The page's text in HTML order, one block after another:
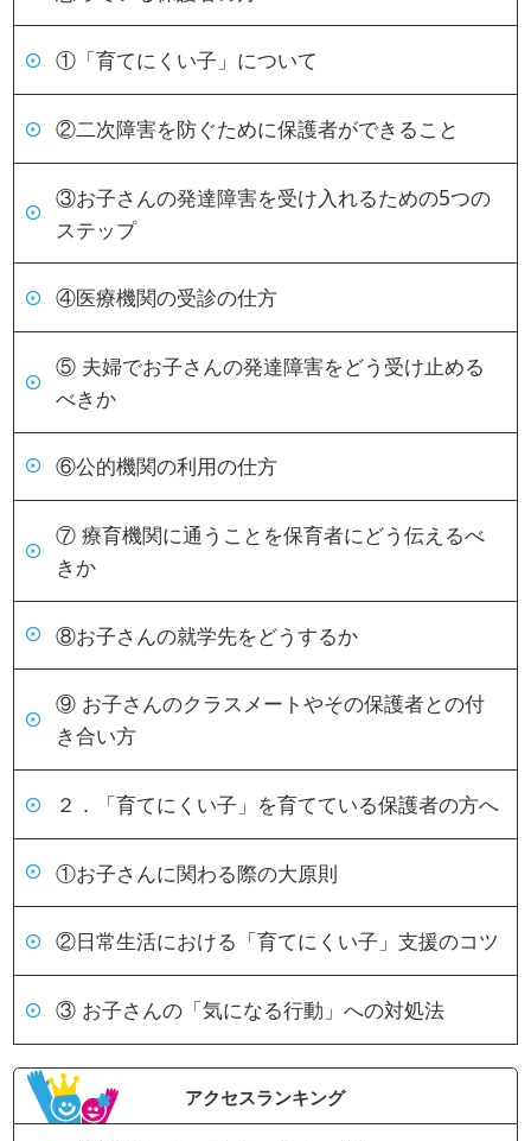
①「育てにくい子」について
②二次障害を防ぐために保護者ができること
③お子さんの発達障害を受け入れるための5つの
ステップ
④医療機関の受診の仕方
⑤ 夫婦でお子さんの発達障害をどう受け止める
べきか
⑥公的機関の利用の仕方
⑦ 療育機関に通うことを保育者にどう伝えるべ
きか
⑧お子さんの就学先をどうするか
⑨ お子さんのクラスメートやその保護者との付
き合い方
２．「育てにくい子」を育てている保護者の方へ
①お子さんに関わる際の大原則
②日常生活における「育てにくい子」支援のコツ
③ お子さんの「気になる行動」への対処法
アクセスランキング